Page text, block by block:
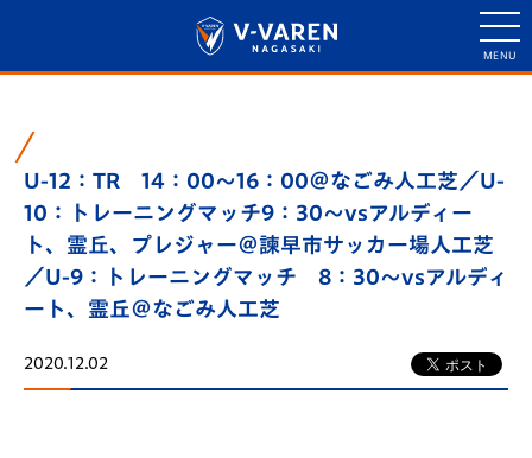
U-12：TR 14：00～16：00＠なごみ人工芝／U-
10：トレーニングマッチ9：30～vsアルディー
ト、霊丘、プレジャー＠諫早市サッカー場人工芝
／U-9：トレーニングマッチ 8：30～vsアルディ
ート、霊丘＠なごみ人工芝
2020.12.02